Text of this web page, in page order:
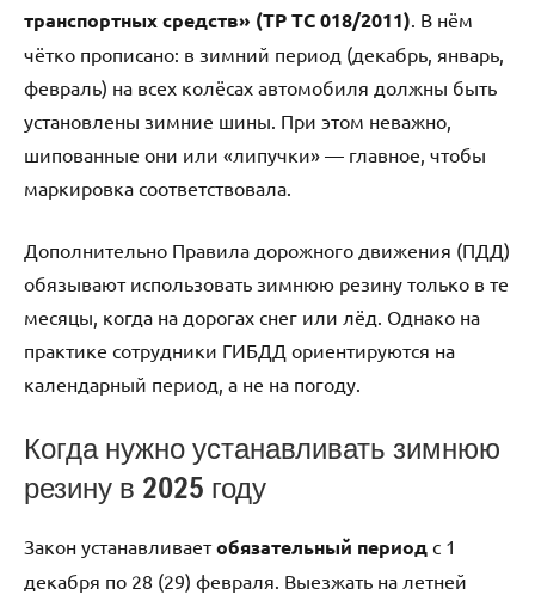
транспортных средств» (ТР ТС 018/2011). В нём
чётко прописано: в зимний период (декабрь, январь,
февраль) на всех колёсах автомобиля должны быть
установлены зимние шины. При этом неважно,
шипованные они или «липучки» — главное, чтобы
маркировка соответствовала.
Дополнительно Правила дорожного движения (ПДД)
обязывают использовать зимнюю резину только в те
месяцы, когда на дорогах снег или лёд. Однако на
практике сотрудники ГИБДД ориентируются на
календарный период, а не на погоду.
Когда нужно устанавливать зимнюю
резину в 2025 году
Закон устанавливаетобязательный период с 1
декабря по 28 (29) февраля. Выезжать на летней